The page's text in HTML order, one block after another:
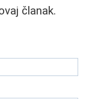
članak.